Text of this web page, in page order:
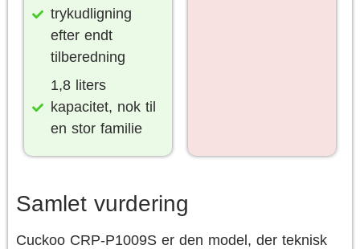
trykudligning
efter endt
tilberedning
1,8 liters
kapacitet, nok til
en stor familie
Samlet vurdering
Cuckoo CRP-P1009S er den model, der teknisk